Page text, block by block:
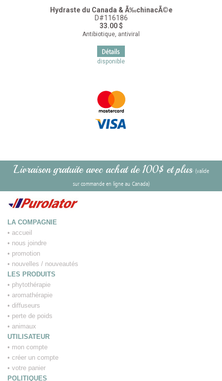
Hydraste du Canada & Ã‰chinacÃ©e
D#116186
33.00 $
Antibiotique, antiviral
disponible
Livraison gratuite avec achat de 100$ et plus (valide
sur commande en ligne au Canada)
LA COMPAGNIE
• accueil
• nous joindre
• promotion
• nouvelles / nouveautés
LES PRODUITS
• phytothérapie
• aromathérapie
• diffuseurs
• perte de poids
• animaux
UTILISATEUR
• mon compte
• créer un compte
• votre panier
POLITIQUES